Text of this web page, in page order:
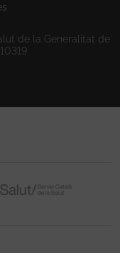
de la Generalitat de